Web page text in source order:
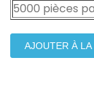
5000 pièces
AJOUTER À